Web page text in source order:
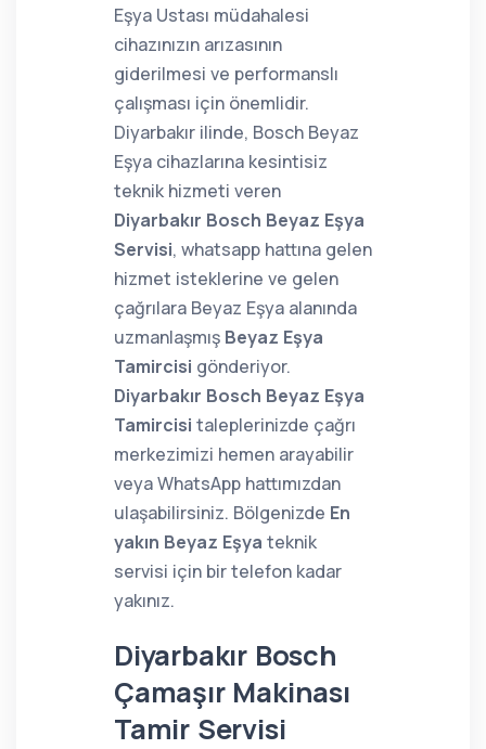
Eşya Ustası müdahalesi
cihazınızın arızasının
giderilmesi ve performanslı
çalışması için önemlidir.
Diyarbakır ilinde, Bosch Beyaz
Eşya cihazlarına kesintisiz
teknik hizmeti veren
Diyarbakır Bosch Beyaz Eşya
Servisi, whatsapp hattına gelen
hizmet isteklerine ve gelen
çağrılara Beyaz Eşya alanında
uzmanlaşmış Beyaz Eşya
Tamircisi gönderiyor.
Diyarbakır Bosch Beyaz Eşya
Tamircisi taleplerinizde çağrı
merkezimizi hemen arayabilir
veya WhatsApp hattımızdan
ulaşabilirsiniz. Bölgenizde En
yakın Beyaz Eşya teknik
servisi için bir telefon kadar
yakınız.
Diyarbakır Bosch
Çamaşır Makinası
Tamir Servisi